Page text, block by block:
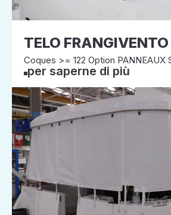
TELO FRANGIVENTO
Coques >= 122 Option PANNEAUX
per saperne di più